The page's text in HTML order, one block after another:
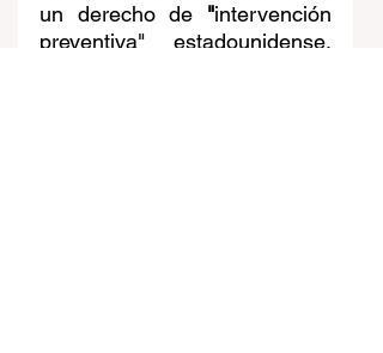
un derecho de "intervención
preventiva" estadounidense.